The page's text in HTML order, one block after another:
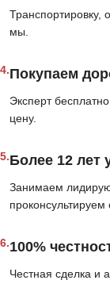
мы.
4.Покупаем
Эксперт
цену.
5.Более 12 лет
Занимаем
проконсультируем
6.100%
Честная сделка и